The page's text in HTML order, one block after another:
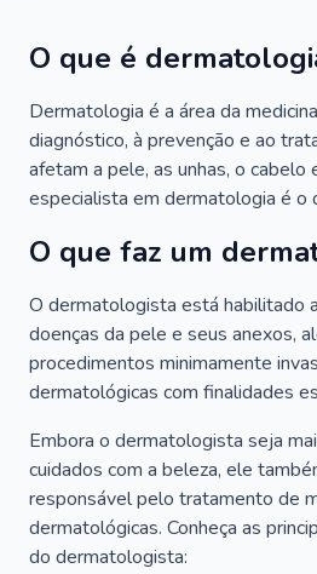
O que é
Dermatologia é a área da
diagnóstico, à prevenção e ao
afetam a pele, as unhas, o cabelo
especialista em dermatologia é o
O que faz um
O dermatologista está habilitado
doenças da pele e seus anexos,
procedimentos minimamente
dermatológicas com finalidades
Embora o dermatologista seja
cuidados com a beleza, ele
responsável pelo tratamento de
dermatológicas. Conheça as
do dermatologista: